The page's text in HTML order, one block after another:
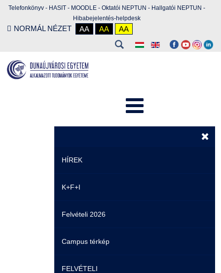
Telefonkönyv - HASIT - MOODLE - Oktatói NEPTUN - Hallgatói NEPTUN -
Hibabejelentés-helpdesk
NORMÁL NÉZET AA AA AA
HÍREK
Hírek
Események
Videók
Álláshirdetések
K+F+I
Felvételi 2026
Campus térkép
FELVÉTELI